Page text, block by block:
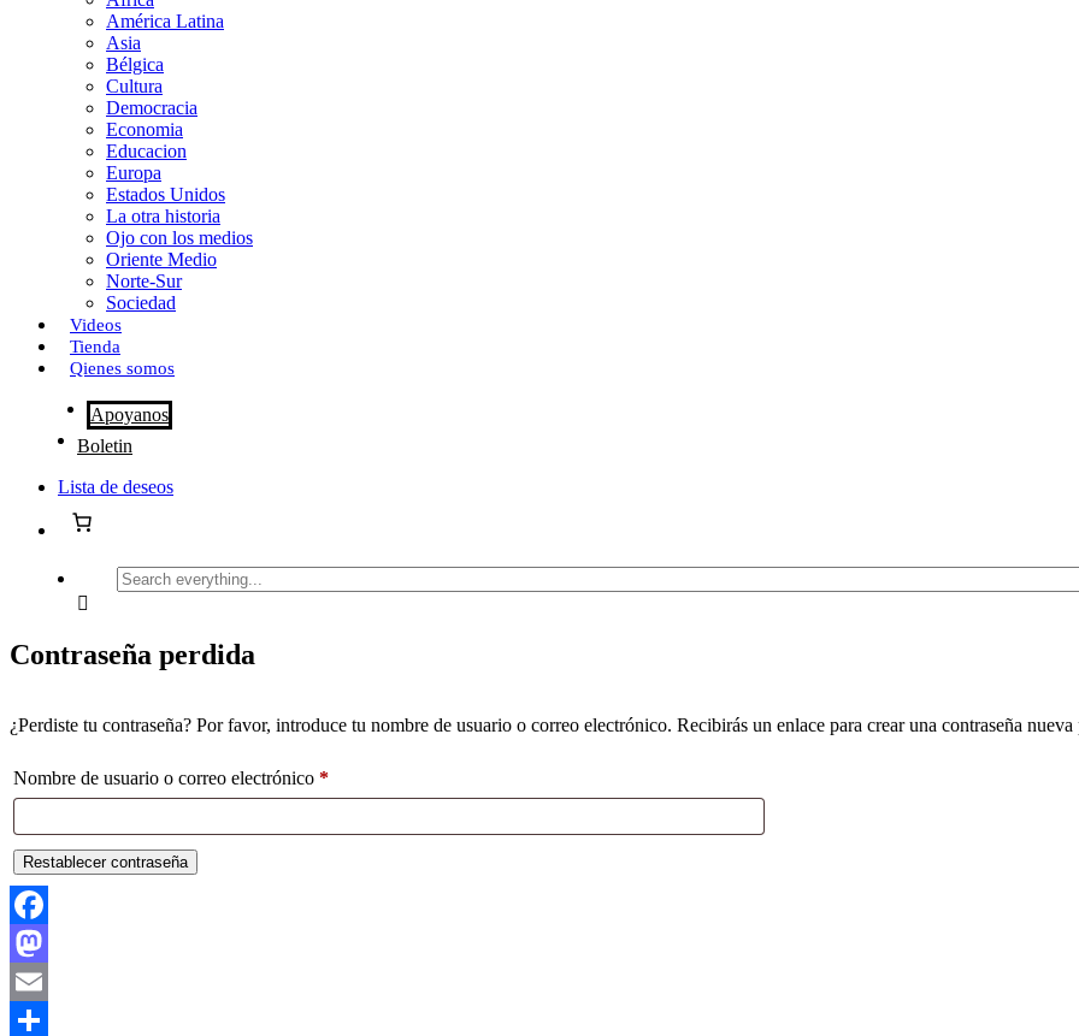
i
r
América Latina
Asia
Bélgica
Cultura
Democracia
Economia
Educacion
Europa
Estados Unidos
La otra historia
Ojo con los medios
Oriente Medio
Norte-Sur
Sociedad
Videos
Tienda
Qienes somos
Apoyanos
Boletin
Lista de deseos
Search
everything...
Contraseña perdida
¿Perdiste tu contraseña? Por favor, introduce tu nombre de usuario o correo electrónico. Recibirás un enlace para crear una contraseña
Nombre de usuario o correo electrónico *Obligatorio
Restablecer contraseña
Facebook
Mastodon
Email